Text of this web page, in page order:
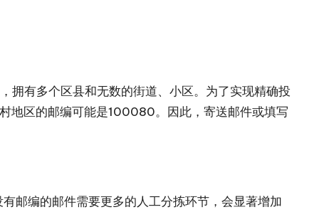
拥有多个区县和无数的街道、小区。为了实现精确投
地区的邮编可能是100080。因此，寄送邮件或填写
邮编的邮件需要更多的人工分拣环节，会显著增加